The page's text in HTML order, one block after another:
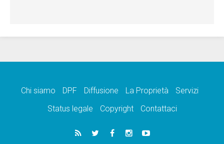
Chi siamo DPF Diffusione La Proprietà
Servizi
Status legale
Copyright Contattaci